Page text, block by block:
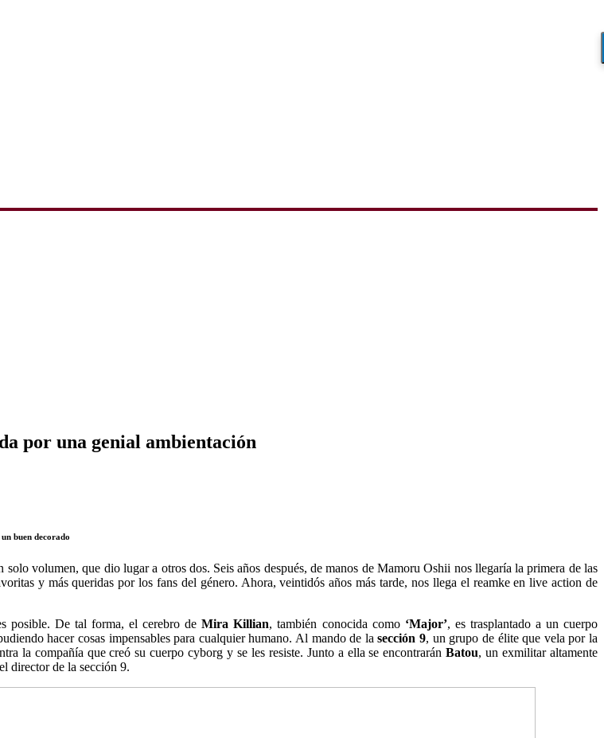
por una genial ambientación
un buen decorado
solo volumen, que dio lugar a otros dos. Seis años después, de manos de Mamoru Oshii nos llegaría la primera de las
y más queridas por los fans del género. Ahora, veintidós años más tarde, nos llega el reamke en live action de
posible. De tal forma, el cerebro deMira Killian, también conocida como ‘Major’, es trasplantado a un cuerpo
hacer cosas impensables para cualquier humano. Al mando de lasección 9, un grupo de élite que vela por la
la compañía que creó su cuerpo cyborg y se les resiste. Junto a ella se encontraránBatou, un exmilitar altamente
director de la sección 9.